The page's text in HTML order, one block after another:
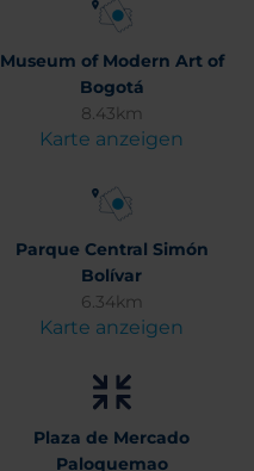
Museum of Modern Art of
Bogotá
8.43km
Karte anzeigen
Parque Central Simón
Bolívar
6.34km
Karte anzeigen
Plaza de Mercado
Paloquemao